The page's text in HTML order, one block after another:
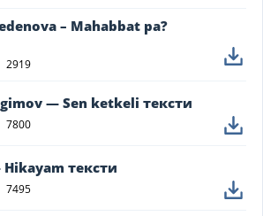
– Mahabbat pa?
2919
— Sen ketkeli тексти
7800
тексти
7495